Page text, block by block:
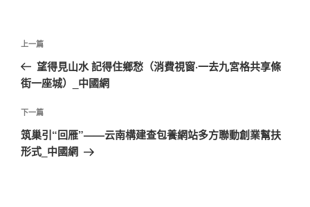
文
導
覽
上
一
篇
章
上一篇
望得見山水 記得住鄉愁（消費視窗·一去九宮格共享條
街一座城）_中國網
下
一
篇
下一篇
筑巢引“回雁”——云南構建查包養網站多方聯動創業幫扶
形式_中國網